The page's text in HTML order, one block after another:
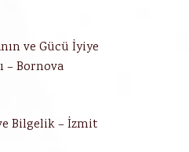
ve Gücü İyiye
– Bornova
Bilgelik – İzmit